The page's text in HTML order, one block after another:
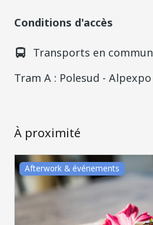
Conditions d'accès
Transports en commun
Tram A : Polesud - Alpexpo
À proximité
Afterwork & événements